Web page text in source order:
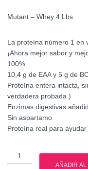
Mutant – Whey 4 Lbs
La proteína número 1 en
¡Ahora mejor sabor y
100%
10,4 g de EAA y 5 g de
Proteína entera intacta,
verdadera probada )
Enzimas digestivas
Sin aspartamo
Proteína real para
Mutant
-
AÑADIR AL